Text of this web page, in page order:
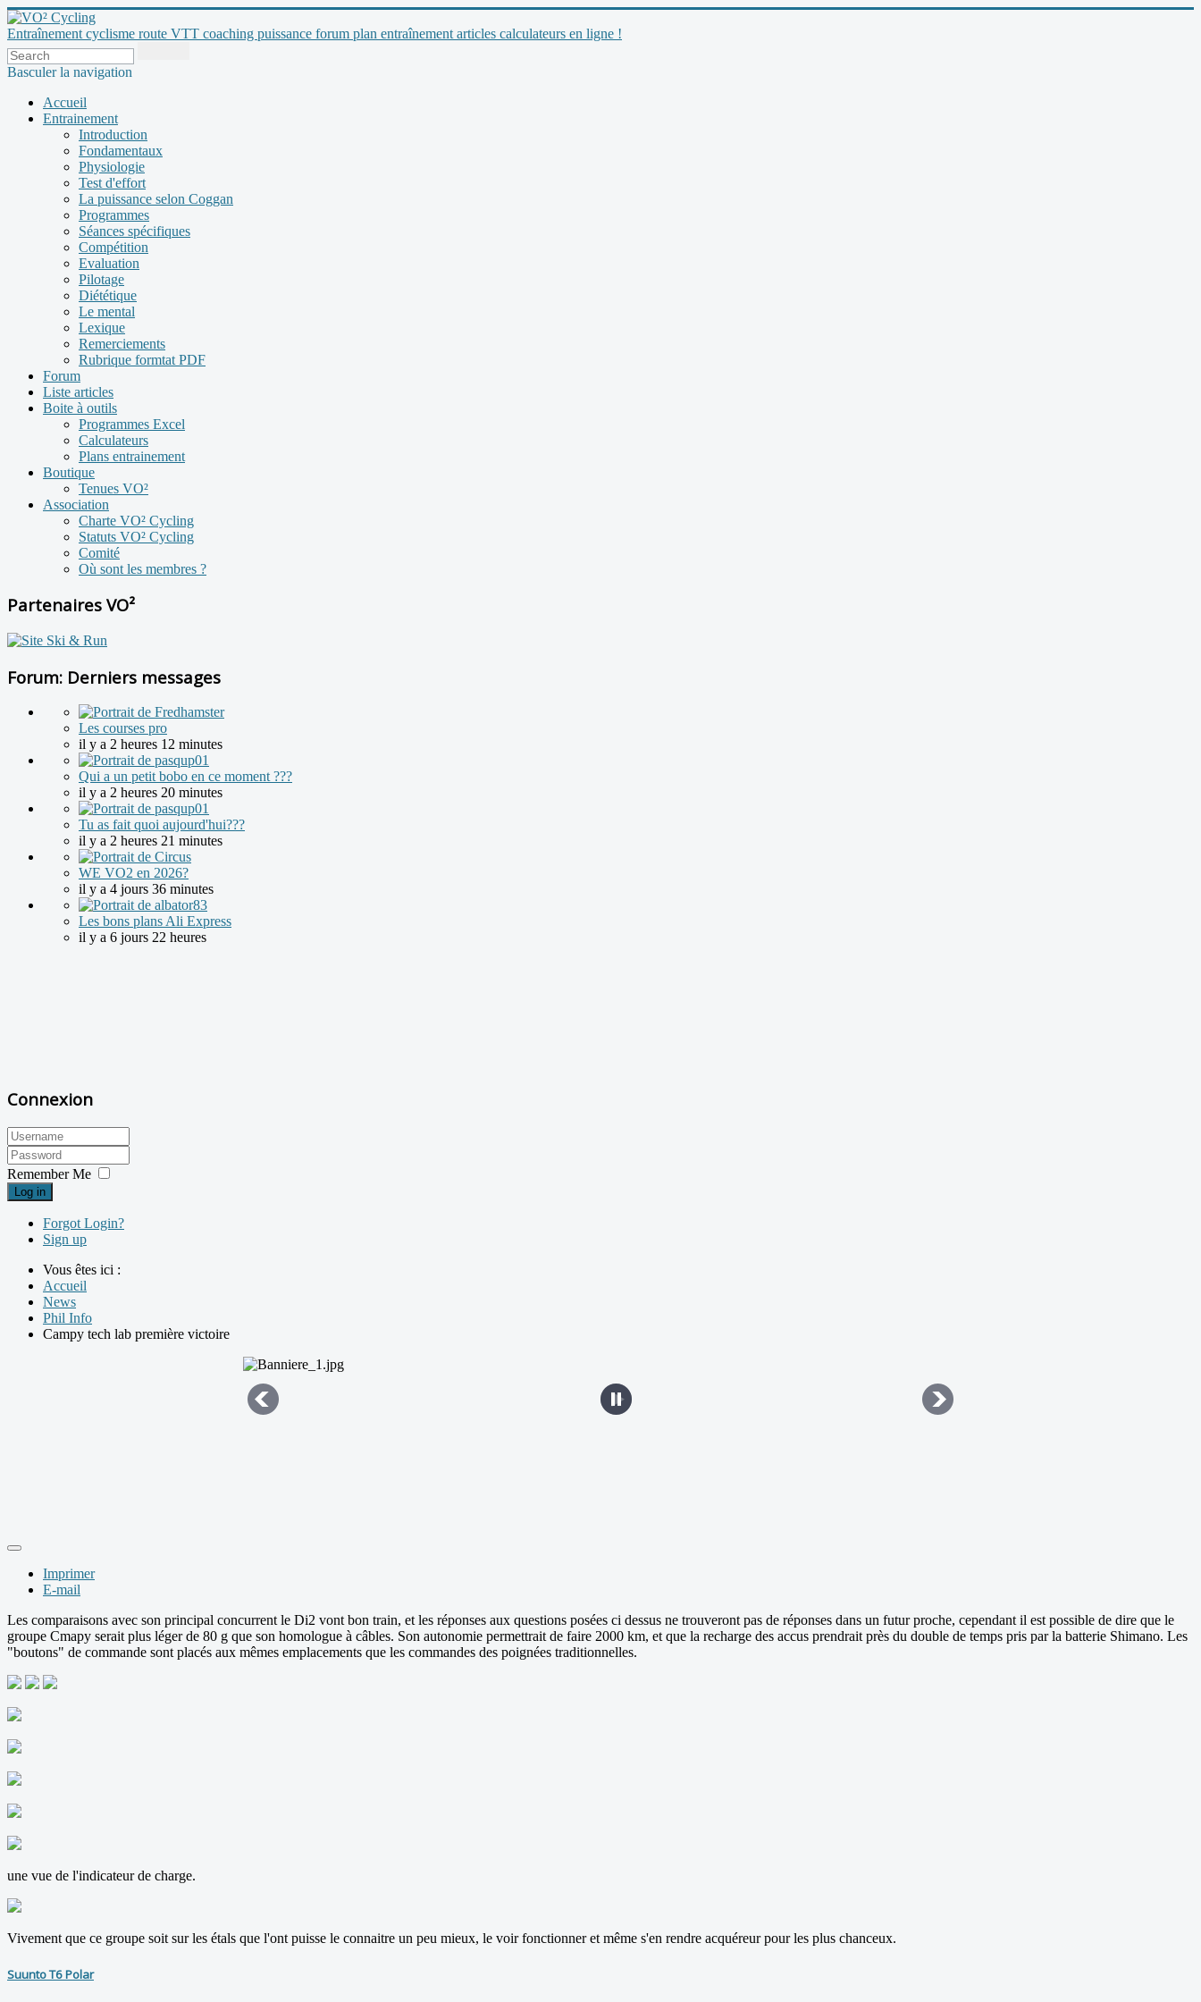
Entraînement cyclisme route VTT coaching puissance forum plan entraînement articles calculateurs en ligne !
Basculer la navigation
Accueil
Entrainement
Introduction
Fondamentaux
Physiologie
Test d'effort
La puissance selon Coggan
Programmes
Séances spécifiques
Compétition
Evaluation
Pilotage
Diététique
Le mental
Lexique
Remerciements
Rubrique formtat PDF
Forum
Liste articles
Boite à outils
Programmes Excel
Calculateurs
Plans entrainement
Boutique
Tenues VO²
Association
Charte VO² Cycling
Statuts VO² Cycling
Comité
Où sont les membres ?
Partenaires VO²
Forum: Derniers messages
Les courses pro
il y a 2 heures 12 minutes
Qui a un petit bobo en ce moment ???
il y a 2 heures 20 minutes
Tu as fait quoi aujourd'hui???
il y a 2 heures 21 minutes
WE VO2 en 2026?
il y a 4 jours 36 minutes
Les bons plans Ali Express
il y a 6 jours 22 heures
Connexion
Remember Me
Log in
Forgot Login?
Sign up
Vous êtes ici :
Accueil
News
Phil Info
Campy tech lab première victoire
Imprimer
E-mail
Les comparaisons avec son principal concurrent le Di2 vont bon train, et les réponses aux questions posées ci dessus ne trouveront pas de réponses dans un futur proche, cependant il est possible de dire que le
groupe Cmapy serait plus léger de 80 g que son homologue à câbles. Son autonomie permettrait de faire 2000 km, et que la recharge des accus prendrait près du double de temps pris par la batterie Shimano. Les
"boutons" de commande sont placés aux mêmes emplacements que les commandes des poignées traditionnelles.
une vue de l'indicateur de charge.
Vivement que ce groupe soit sur les étals que l'ont puisse le connaitre un peu mieux, le voir fonctionner et même s'en rendre acquéreur pour les plus chanceux.
Suunto T6 Polar